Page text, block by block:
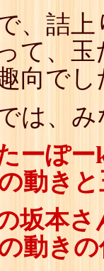
、詰
て、
向でし
は、
ーぽー
動き
坂本さ
動き